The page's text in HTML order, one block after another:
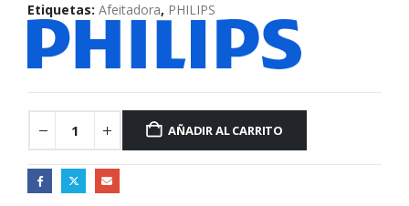
Etiquetas: Afeitadora, PHILIPS
AÑADIR AL CARRITO